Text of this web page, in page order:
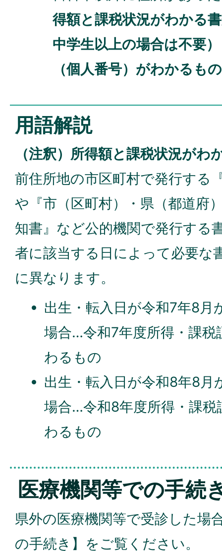
得額と課税状況がわかる
中学生以上の場合は不要
（個人番号）がわかるもの
用語解説
（注釈）所得額と課税状況がわ
前住所地の市区町村で発行する
や『市（区町村）・県（都道府
知書』など公的機関で発行する
者に該当する日によって必要な
に異なります。
出生・転入日が令和7年8月
場合…令和7年度所得・課
わるもの
出生・転入日が令和8年8月
場合…令和8年度所得・課
わるもの
医療機関等での手続
県外の医療機関等で受診した場
の手続き】をご覧ください。